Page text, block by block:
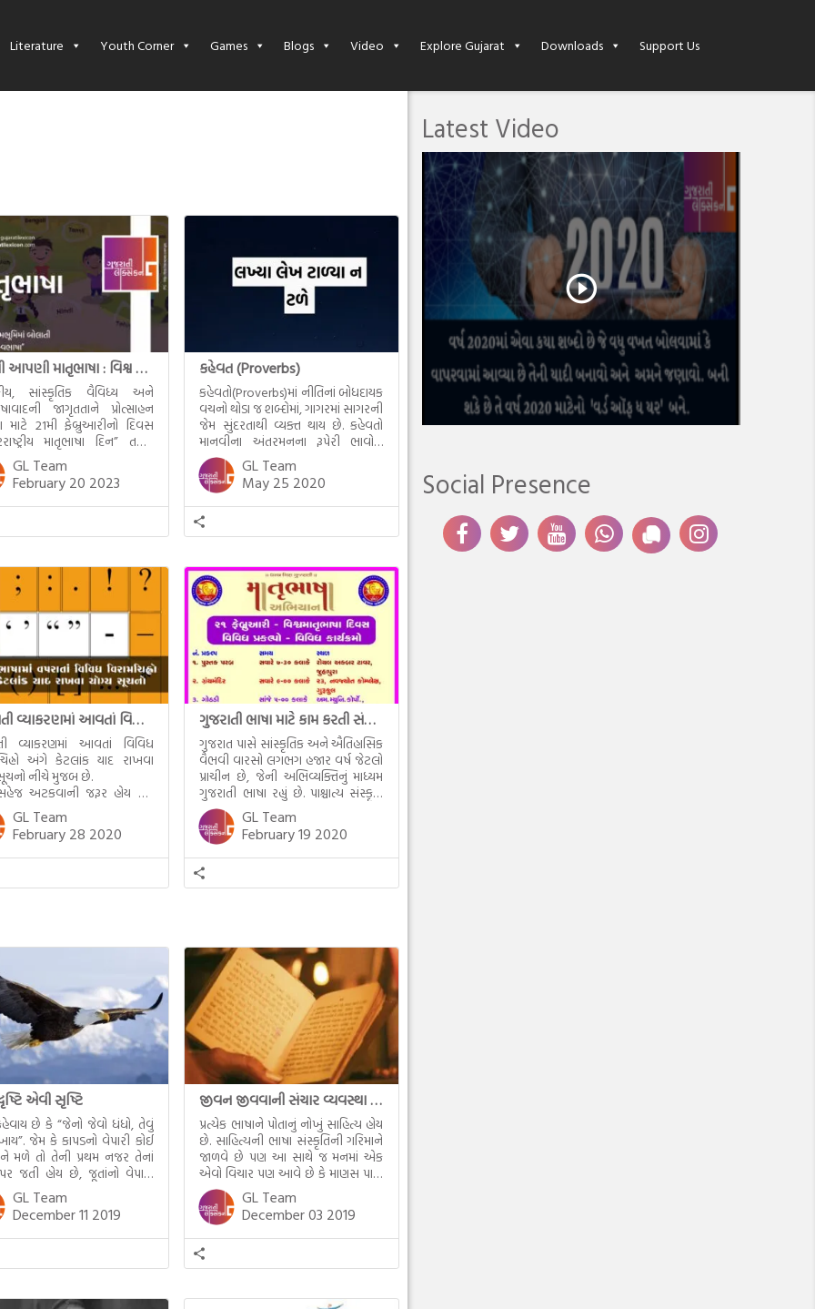
Literature Youth Corner Games Blogs Video Explore Gujarat Downloads Support Us
વહાલી આપણી માતૃભાષા : વિશ્વ માતૃભાષા દિવસ
સાંસ્કૃતિક વૈવિધ્ય અને
જાગૃતતાને પ્રોત્સાહન
21મી ફેબ્રુઆરીનો દિવસ
માતૃભાષા દિન” તરીકે
આવે છે. સૌ પ્રથમ યુનેસ્કો
નવેમ્બર 1999માં આંતરરાષ્ટ્રીય
દિનની સત્તાવાર જાહેરાત
આવી હતી અને ત્યારથી સમગ્ર
21 ફેબ્રુઆરીની ‘વિશ્વ માતૃભાષા
તરીકે ઉજવવામાં આવે છે
GL Team
February 20 2023
કહેવત (Proverbs)
કહેવતો(Proverbs)માં નીતિનાં બોધદાયક
વચનો થોડા જ શબ્દોમાં, ગાગરમાં સાગરની
જેમ સુંદરતાથી વ્યક્ત થાય છે. કહેવતો
માનવીના અંતરમનના રૂપેરી ભાવોને
શણગારીને સજીવ બનાવવામાં અને
વકૃત્વકળાને ચમકાવવામાં બહુ જ મદદરૂપ
થાય છે. ડિઝરાયેલી કહે છે કે, “જ્ઞાનીઓનું
જ્ઞાન અને યુગોનો અનુભવ કહેવતો દ્વારા
જ સુરક્ષિત રહે છે. “ તો વળી રામકુમાર
વર્મા કહે છે, “જીવનભરના સારા નરસા
GL Team
May 25 2020
ગુજરાતી વ્યાકરણમાં આવતાં વિવિધ વિરામચિહ્નો અંગે કેટલાંક યાદ રાખવા યોગ્ય સૂચનો
વ્યાકરણમાં આવતાં વિવિધ
અંગે કેટલાંક યાદ રાખવા
નીચે મુજબ છે.
અટકવાની જરૂર હોય ત્યાં
(,) મૂકાય છે
GL Team
February 28 2020
ગુજરાતી ભાષા માટે કામ કરતી સંસ્થા માતૃભાષા અભિયાન વિશે
ગુજરાત પાસે સાંસ્કૃતિક અને ઐતિહાસિક
વૈભવી વારસો લગભગ હજાર વર્ષ જેટલો
પ્રાચીન છે, જેની અભિવ્યક્તિનું માધ્યમ
ગુજરાતી ભાષા રહ્યું છે. પાશ્ચાત્ય સંસ્કૃતિ
અને સામાજિક આક્રમણને કારણે દૃશ્ય-
શ્રાવ્ય માધ્યમો દ્વારા ગુજરાતી ભાષા ઉપરાંત
સંસ્કૃતિ અને પરંપરાની અવગણના થતી
રહી છે. જાણ્યે અજાણ્યે આજે આપણે
પોતાની ઓળખ ગુમાવી રહ્યાં છીએ. તો
ભાષા અને સંસ્કૃતિની જાળવણી માટે
GL Team
February 19 2020
એવી સૃષ્ટિ
છે કે “જેનો જેવો ધંધો, તેવું
જેમ કે કાપડનો વેપારી કોઈ
મળે તો તેની પ્રથમ નજર તેનાં
જતી હોય છે, જૂતાંનો વેપારી
બીજાના ચંપલ પર નજર ફેરવતો
તે જ રીતે કોઈ મહારાજ જ્યારે
જાય ત્યારે વાસ્તુશાસ્ત્ર જોઈ જ
છે.
GL Team
December 11 2019
જીવન જીવવાની સંચાર વ્યવસ્થા ભાષામાં છે.
પ્રત્યેક ભાષાને પોતાનું નોખું સાહિત્ય હોય
છે. સાહિત્યની ભાષા સંસ્કૃતિની ગરિમાને
જાળવે છે પણ આ સાથે જ મનમાં એક
એવો વિચાર પણ આવે છે કે માણસ પાસે
જો ભાષા જ ન હોત તો ? તો માણસ કેટલો
દયનીય હોત? આજે પશુપંખી પાસે
અવાજ છે પણ શબ્દો નથી એટલે તે
પરાધીન છે
GL Team
December 03 2019
Latest Video
Social Presence